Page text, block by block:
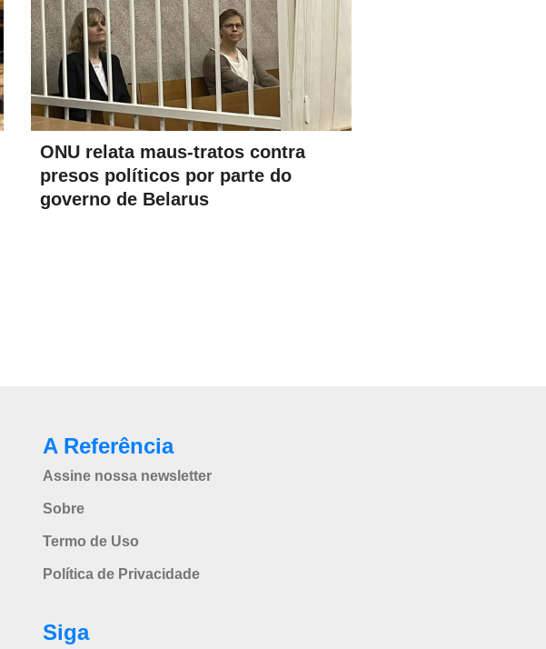
ONU relata maus-tratos contra
presos políticos por parte do
governo de Belarus
A Referência
Assine nossa newsletter
Sobre
Termo de Uso
Política de Privacidade
Siga